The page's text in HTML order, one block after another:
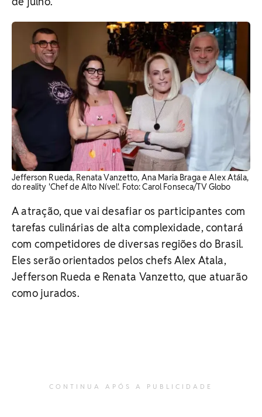
Jefferson Rueda, Renata Vanzetto, Ana Maria Braga e Alex Atála,
do reality 'Chef de Alto Nível'. Foto: Carol Fonseca/TV Globo
A atração, que vai desafiar os participantes com
tarefas culinárias de alta complexidade, contará
com competidores de diversas regiões do Brasil.
Eles serão orientados pelos chefs Alex Atala,
Jefferson Rueda e Renata Vanzetto, que atuarão
como jurados.
CONTINUA APÓS A PUBLICIDADE